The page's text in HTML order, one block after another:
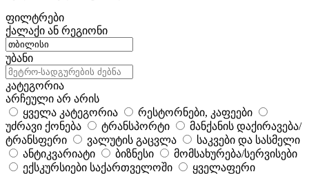
ფილტრები
ქალაქი ან რეგიონი
უბანი
კატეგორია
არჩეული არ არის
ყველა კატეგორია
რესტორნები, კაფეები
უძრავი ქონება
ტრანსპორტი
მანქანის დაქირავება/
ტრანსფერი
ვალუტის გაცვლა
საკვები და სასმელი
ანტიკვარიატი
ბიზნესი
მომსახურება/სერვისები
ექსკურსიები საქართველოში
ყველაფერი